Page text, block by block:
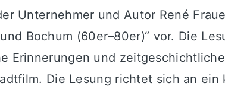
Unternehmer und Autor René
Bochum (60er–80er)“ vor. Die
Erinnerungen und
Die Lesung richtet sich an